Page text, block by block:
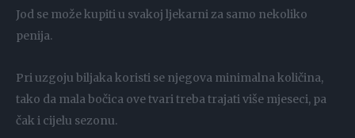
Jod se može kupiti u svakoj ljekarni za samo nekoliko
penija.
Pri uzgoju biljaka koristi se njegova minimalna količina,
tako da mala bočica ove tvari treba trajati više mjeseci, pa
čak i cijelu sezonu.